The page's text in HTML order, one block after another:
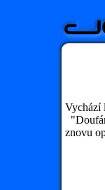
Vychází
znovu